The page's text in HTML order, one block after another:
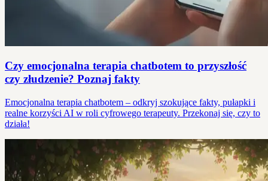
Czy emocjonalna terapia chatbotem to przyszłość
czy złudzenie? Poznaj fakty
Emocjonalna terapia chatbotem – odkryj szokujące fakty, pułapki i
realne korzyści AI w roli cyfrowego terapeuty. Przekonaj się, czy to
działa!